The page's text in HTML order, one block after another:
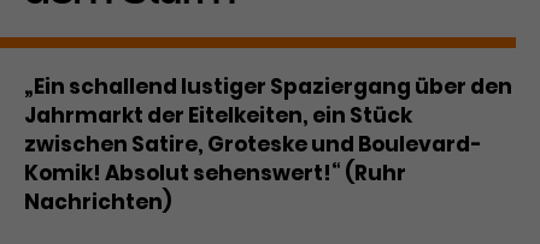
Zweck
Besucher*innen eine Website
nutzen, und hilft bei der Erstellung
eines Analyseberichts über die
Performance der Website. Die
erhobenen Daten umfassen in
anonymisierter Form die Anzahl
der Besuche, die Quelle, aus der sie
Laufzeit 3 Monate
Zweck
Dieses Cookie speichert
Informationen zu Werbeklicks und
dient der Zuordnung von
Conversions zu Google Ads-
Kampagnen.
„Ein schallend lustiger Spaziergang über den
Jahrmarkt der Eitelkeiten, ein Stück
zwischen Satire, Groteske und Boulevard-
Komik! Absolut sehenswert!“ (Ruhr
Nachrichten)